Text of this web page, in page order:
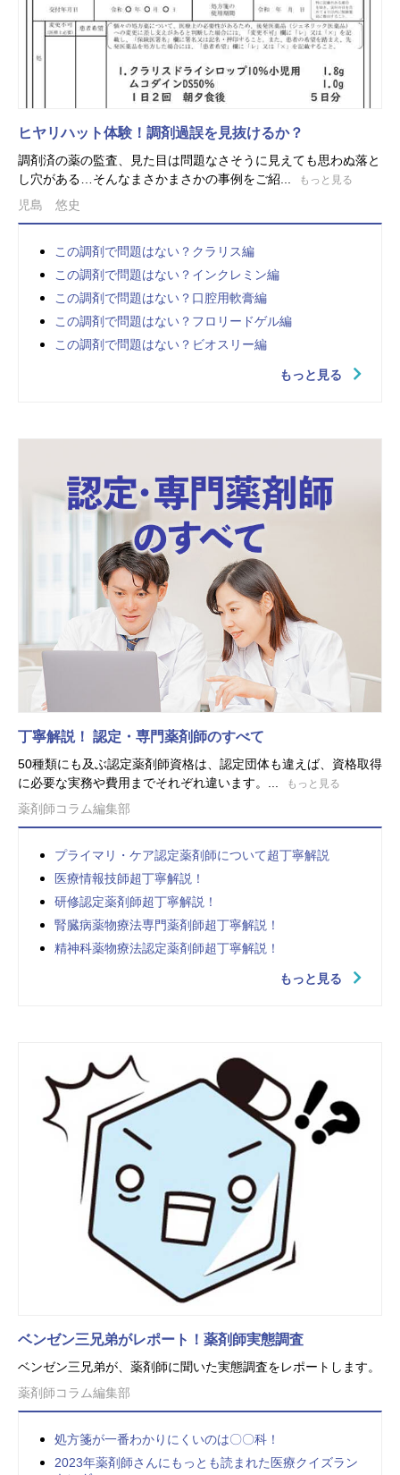
ヒヤリハット体験！調剤過誤を見抜けるか？
調剤済の薬の監査、見た目は問題なさそうに見えても思わぬ落と
し穴がある…そんなまさかまさかの事例をご紹...
もっと見る
児島 悠史
この調剤で問題はない？クラリス編
この調剤で問題はない？インクレミン編
この調剤で問題はない？口腔用軟膏編
この調剤で問題はない？フロリードゲル編
この調剤で問題はない？ビオスリー編
もっと見る
丁寧解説！ 認定・専門薬剤師のすべて
50種類にも及ぶ認定薬剤師資格は、認定団体も違えば、資格取得
に必要な実務や費用までそれぞれ違います。...
もっと見る
薬剤師コラム編集部
プライマリ・ケア認定薬剤師について超丁寧解説
医療情報技師超丁寧解説！
研修認定薬剤師超丁寧解説！
腎臓病薬物療法専門薬剤師超丁寧解説！
精神科薬物療法認定薬剤師超丁寧解説！
もっと見る
ベンゼン三兄弟がレポート！薬剤師実態調査
ベンゼン三兄弟が、薬剤師に聞いた実態調査をレポートします。
薬剤師コラム編集部
処方箋が一番わかりにくいのは〇〇科！
2023年薬剤師さんにもっとも読まれた医療クイズラン